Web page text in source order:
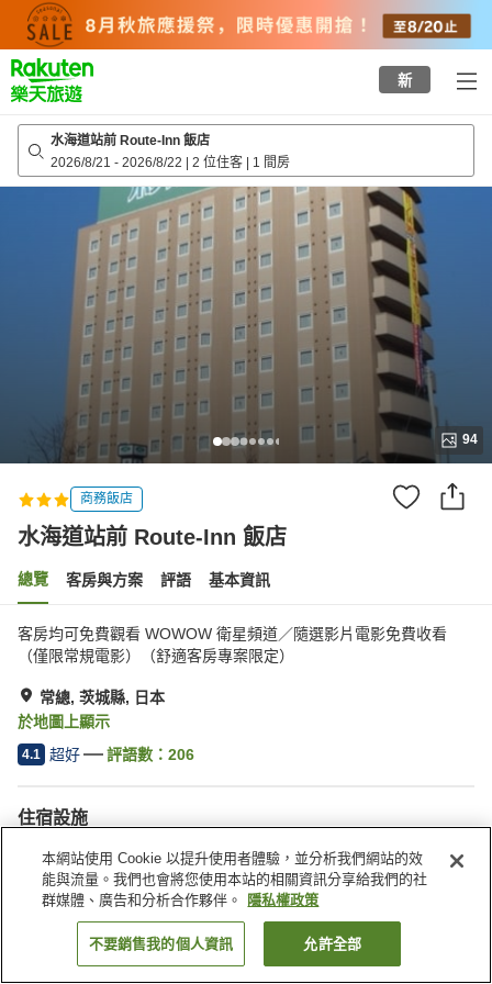
top
page
新
水海道站前 Route-Inn 飯店
2026/8/21 - 2026/8/22 | 2 位住客 | 1 間房
94
商務飯店
水海道站前 Route-Inn 飯店
總覽 客房與方案 評語 基本資訊
客房均可免費觀看 WOWOW 衛星頻道／隨選影片電影免費收看
（僅限常規電影）（舒適客房專案限定）
常總, 茨城縣, 日本
於地圖上顯示
4.1 超好 評語數： 206
住宿設施
停車場
Spa／美容沙龍
餐廳
自動販賣機
找客房
本網站使用 Cookie 以提升使用者體驗，並分析我們網站的效
能與流量。我們也會將您使用本站的相關資訊分享給我們的社
群媒體、廣告和分析合作夥伴。
隱私權政策
不要銷售我的個人資訊 允許全部